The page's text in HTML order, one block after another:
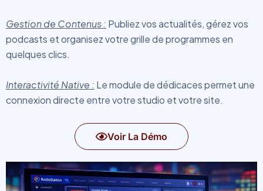
Gestion de Contenus : Publiez vos actualités, gérez vos
podcasts et organisez votre grille de programmes en
quelques clics.
Interactivité Native : Le module de dédicaces permet une
connexion directe entre votre studio et votre site.
Voir La Démo